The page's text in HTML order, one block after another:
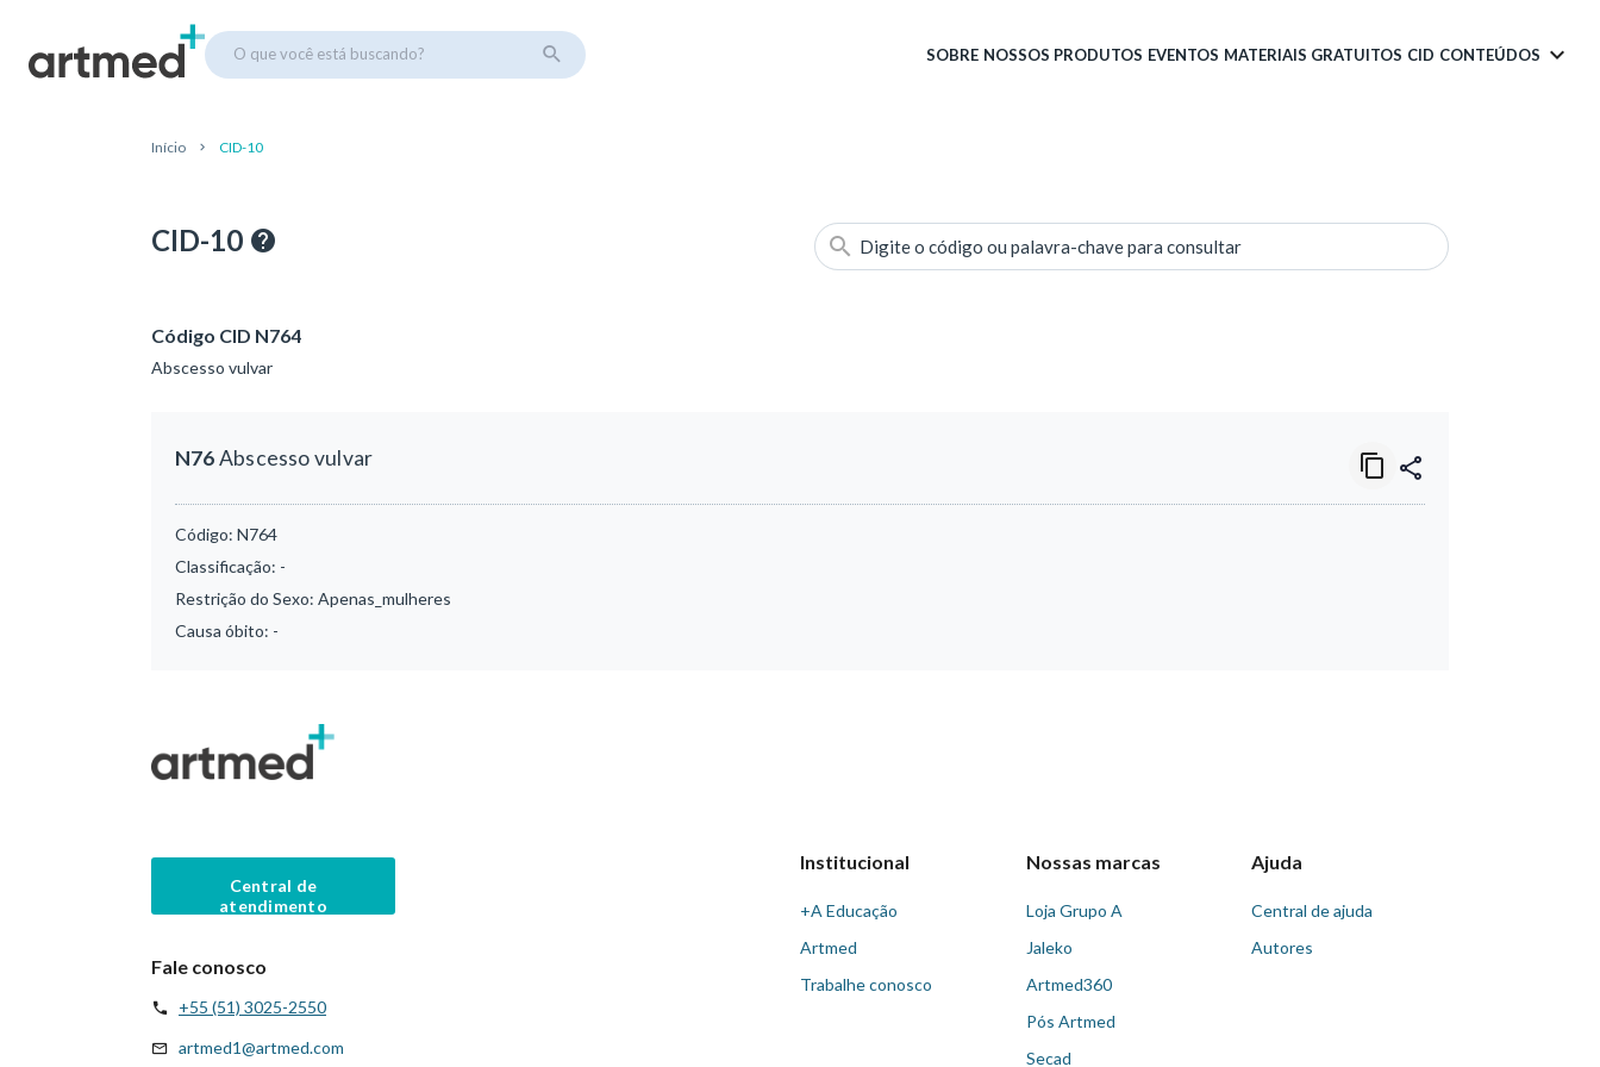
O que você está buscando? SOBRE NOSSOS PRODUTOS EVENTOS MATERIAIS GRATUITOS CID CONTEÚDOS
Início CID-10
CID-10 Digite o código ou palavra-chave para consultar
Código CID N764
Abscesso vulvar
N76Abscesso vulvar
Código: N764
Classificação: -
Restrição do Sexo: Apenas_mulheres
Causa óbito: -
Central de
atendimento
Fale conosco
+55 (51) 3025-2550
artmed1@artmed.com
Institucional
+A Educação
Artmed
Trabalhe conosco
Nossas marcas
Loja Grupo A
Jaleko
Artmed360
Pós Artmed
Secad
Ajuda
Central de ajuda
Autores